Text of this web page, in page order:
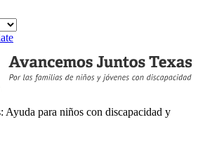
Ayuda para niños con discapacidad y